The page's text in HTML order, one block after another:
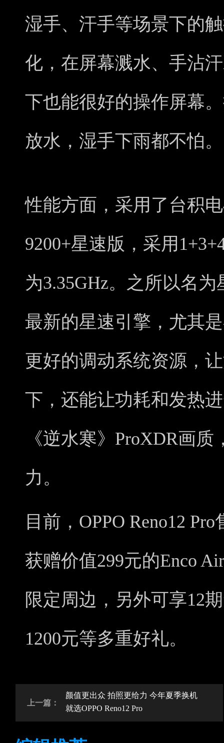
湿手、汗手等场景下的
化，在屏幕溅水、手沾
下也能很好的操作屏幕
放水，湿手下雨都不怕。
性能方面，采用了台积
9200+星速版，采用
为3.35GHz。之所以名
最新的星速引擎，尤其
更好的调动系统资源，
下，还能让功耗和发热
《逆水寒》ProXDR画
力。
目前，OPPO Reno12
获赠价值299元的Enco
限定周边，另外可享12
1200元等多重好礼。
上一篇：
颜值更出众 拍照更给力 今年夏季换机
就选OPPO Reno12 Pro